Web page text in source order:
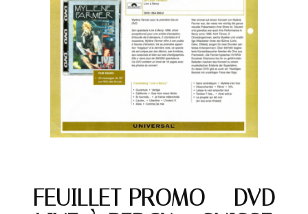
FEUILLET PROMO – DVD